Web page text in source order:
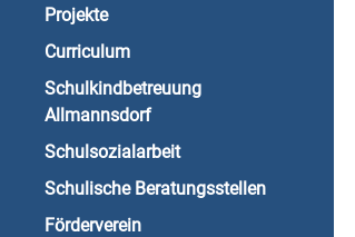
Projekte
Curriculum
Schulkindbetreuung
Allmannsdorf
Schulsozialarbeit
Schulische Beratungsstellen
Förderverein